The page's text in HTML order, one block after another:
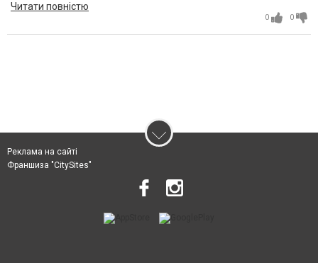
Читати повністю
0 0
Реклама на сайті
Франшиза "CitySites"